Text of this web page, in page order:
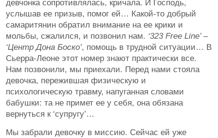
девчонка сопротивлялась, кричала. И Господь,
услышав ее призыв, помог ей… Какой-то добрый
самаритянин обратил внимание на ее крики и
мольбы, сжалился, и позвонил нам. ‘323 Free Line’ –
‘Центр Дона Боско’, помощь в трудной ситуации… В
Сьерра-Леоне этот номер знают практически все.
Нам позвонили, мы приехали. Перед нами стояла
девочка, пережившая физическую и
психологическую травму, напуганная словами
бабушки: та не примет ее у себя, она обязана
вернуться к ‘супругу’…
Мы забрали девочку в миссию. Сейчас ей уже